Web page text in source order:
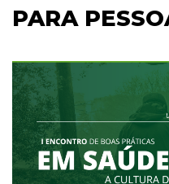
PARA